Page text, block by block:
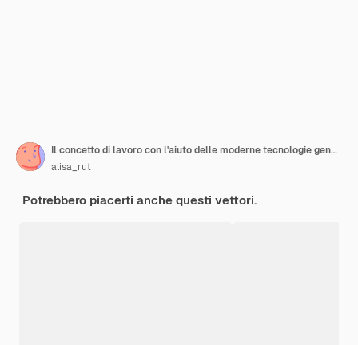
Il concetto di lavoro con l'aiuto delle moderne tecnologie generando idee lavorando online in un team
alisa_rut
Potrebbero piacerti anche questi vettori.